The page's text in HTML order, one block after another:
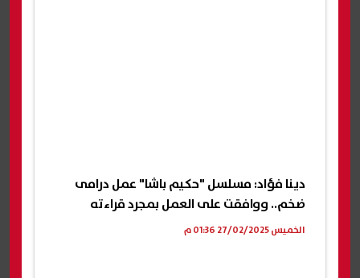
دينا فؤاد: مسلسل "حكيم باشا" عمل درامى
ضخم.. ووافقت على العمل بمجرد قراءته
الخميس 27/02/2025 01:36 م